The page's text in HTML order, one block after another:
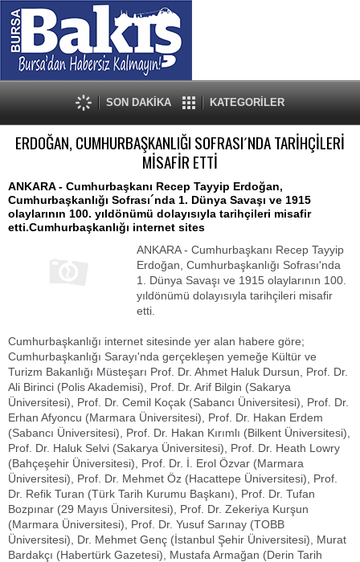
SON DAKİKA KATEGORİLER
ERDOĞAN, CUMHURBAŞKANLIĞI SOFRASI´NDA TARİHÇİLERİ
MİSAFİR ETTİ
ANKARA - Cumhurbaşkanı Recep Tayyip Erdoğan,
Cumhurbaşkanlığı Sofrası´nda 1. Dünya Savaşı ve 1915
olaylarının 100. yıldönümü dolayısıyla tarihçileri misafir
etti.Cumhurbaşkanlığı internet sites
ANKARA - Cumhurbaşkanı Recep Tayyip
Erdoğan, Cumhurbaşkanlığı Sofrası'nda
1. Dünya Savaşı ve 1915 olaylarının 100.
yıldönümü dolayısıyla tarihçileri misafir
etti.
Cumhurbaşkanlığı internet sitesinde yer alan habere göre;
Cumhurbaşkanlığı Sarayı'nda gerçekleşen yemeğe Kültür ve
Turizm Bakanlığı Müsteşarı Prof. Dr. Ahmet Haluk Dursun, Prof. Dr.
Ali Birinci (Polis Akademisi), Prof. Dr. Arif Bilgin (Sakarya
Üniversitesi), Prof. Dr. Cemil Koçak (Sabancı Üniversitesi), Prof. Dr.
Erhan Afyoncu (Marmara Üniversitesi), Prof. Dr. Hakan Erdem
(Sabancı Üniversitesi), Prof. Dr. Hakan Kırımlı (Bilkent Üniversitesi),
Prof. Dr. Haluk Selvi (Sakarya Üniversitesi), Prof. Dr. Heath Lowry
(Bahçeşehir Üniversitesi), Prof. Dr. İ. Erol Özvar (Marmara
Üniversitesi), Prof. Dr. Mehmet Öz (Hacattepe Üniversitesi), Prof.
Dr. Refik Turan (Türk Tarih Kurumu Başkanı), Prof. Dr. Tufan
Bozpınar (29 Mayıs Üniversitesi), Prof. Dr. Zekeriya Kurşun
(Marmara Üniversitesi), Prof. Dr. Yusuf Sarınay (TOBB
Üniversitesi), Dr. Mehmet Genç (İstanbul Şehir Üniversitesi), Murat
Bardakçı (Habertürk Gazetesi), Mustafa Armağan (Derin Tarih